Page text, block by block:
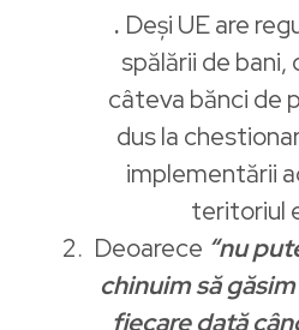
. Deși UE are
spălării de bani,
câteva bănci de
dus la
implementării
teritoriul
Deoarece “nu
chinuim să
fiecare dată